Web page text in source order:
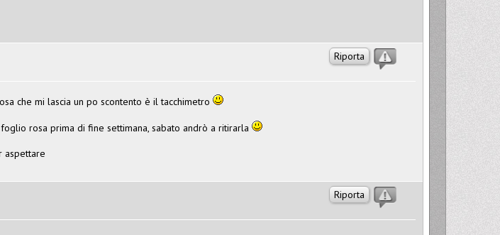
Riporta
che mi lascia un po scontento è il tacchimetro
rosa prima di fine settimana, sabato andrò a ritirarla
aspettare
Riporta